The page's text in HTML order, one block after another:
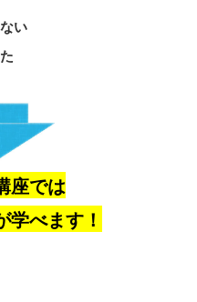
い
座では
学べます！